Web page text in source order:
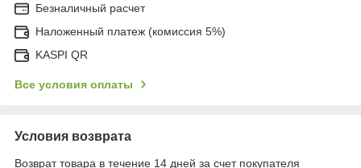
Безналичный расчет
Наложенный платеж (комиссия 5%)
KASPI QR
Все условия оплаты
Условия возврата
Возврат товара в течение 14 дней за счет покупателя